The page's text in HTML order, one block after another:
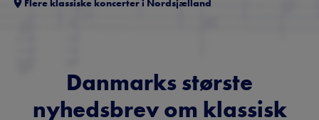
Flere klassiske koncerter i Nordsjælland
Danmarks største
nyhedsbrev om klassisk